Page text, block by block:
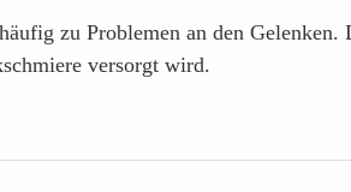
zu Problemen an den
versorgt wird.